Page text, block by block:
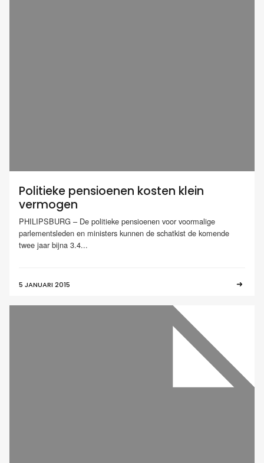
Politieke pensioenen kosten klein
vermogen
PHILIPSBURG – De politieke pensioenen voor voormalige
parlementsleden en ministers kunnen de schatkist de komende
twee jaar bijna 3.4...
5 JANUARI 2015